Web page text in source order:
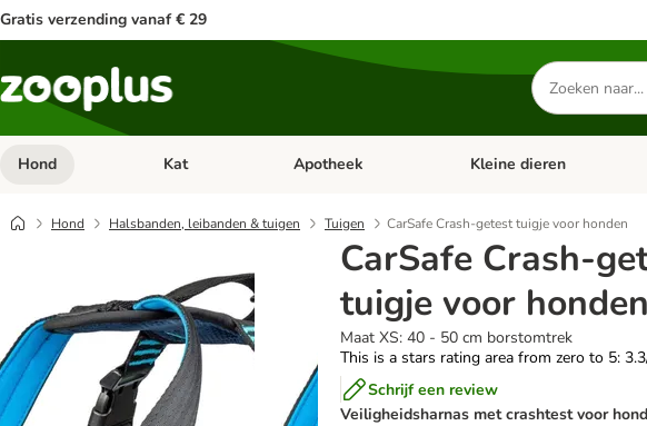
Gratis verzending vanaf € 29
Zoeken
naar
producten
Hond Open categorie menu: Hond
Kat Open categorie menu: Kat
Apotheek Open categorie menu:
Kleine dieren
Hond Halsbanden, leibanden & tuigen Tuigen CarSafe Crash-getest tuigje voor honden
CarSafe Crash-
tuigje voor honden
Maat XS: 40 - 50 cm borstomtrek
This is a stars rating area from zero to 5:
Schrijf een review
Veiligheidsharnas met crashtest voor